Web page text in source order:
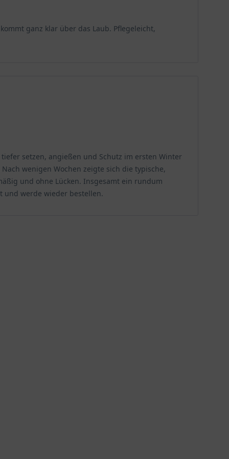
wird. Glücklicherweise sind ihre Ansprüche klar
Kombination aus Licht und Boden bildet die
lange, schwache Triebe bildet, und die
wird von den Wurzeln nur schlecht vertragen.
bevorzugt aber einen neutralen Boden.
Eine leichte Humusgabe beim Pflanzen
Während viele Stauden nur saisonal glänzen,
die in der Masse dennoch einen deutlichen
auf. Die Blüten sind zwar nicht stark duftend,
die je nach Lichteinfall changiert. Ein
Laub behält und so auch im Winter äußerst
ganz klar über das Laub. Pflegeleicht,
setzen, angießen und Schutz im ersten Winter
wenigen Wochen zeigte sich die typische,
und ohne Lücken. Insgesamt ein rundum
und werde wieder bestellen.